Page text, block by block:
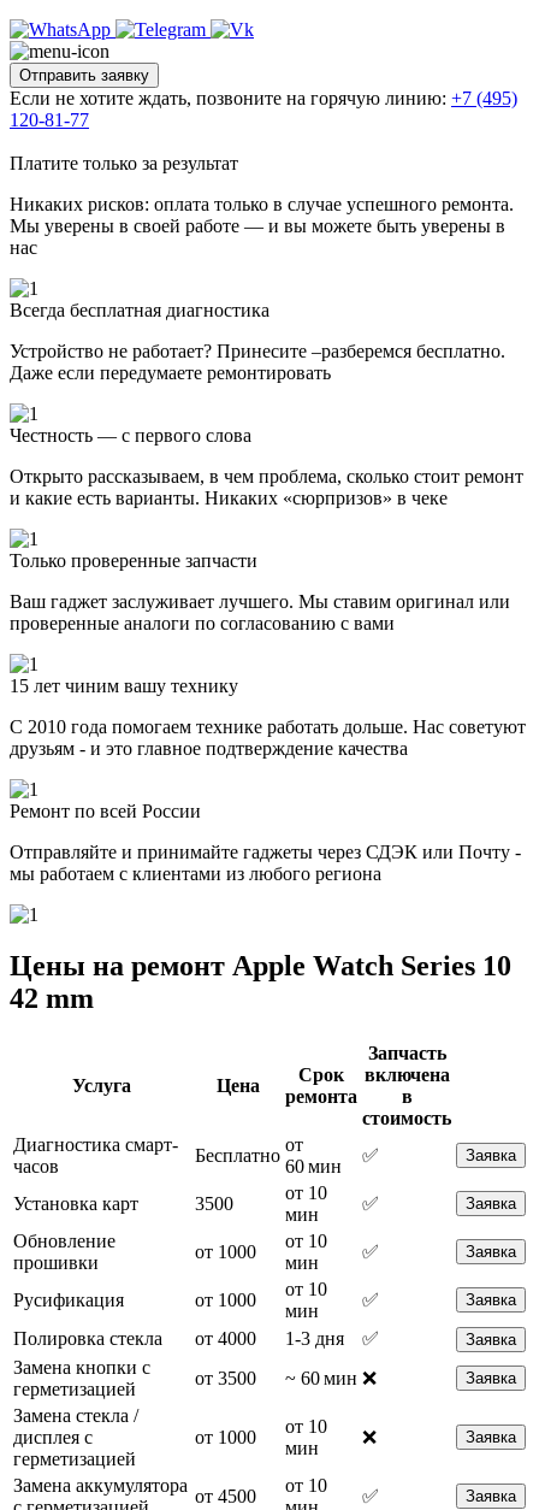
Отправить заявку
Если не хотите ждать, позвоните на горячую линию: +7 (495)
120-81-77
Платите только за результат
Никаких рисков: оплата только в случае успешного ремонта.
Мы уверены в своей работе — и вы можете быть уверены в
нас
Всегда бесплатная диагностика
Устройство не работает? Принесите –разберемся бесплатно.
Даже если передумаете ремонтировать
Честность — с первого слова
Открыто рассказываем, в чем проблема, сколько стоит ремонт
и какие есть варианты. Никаких «сюрпризов» в чеке
Только проверенные запчасти
Ваш гаджет заслуживает лучшего. Мы ставим оригинал или
проверенные аналоги по согласованию с вами
15 лет чиним вашу технику
С 2010 года помогаем технике работать дольше. Нас советуют
друзьям - и это главное подтверждение качества
Ремонт по всей России
Отправляйте и принимайте гаджеты через СДЭК или Почту -
мы работаем с клиентами из любого региона
Цены на ремонт Apple Watch Series 10
42 mm
Услуга Цена
Срок
ремонта
Запчасть
включена
в
стоимость
Диагностика смарт-
часов
Бесплатно
от
60 мин
✅ Заявка
Установка карт 3500
от 10
мин
✅ Заявка
Обновление
прошивки
от 1000
от 10
мин
✅ Заявка
Русификация от 1000
от 10
мин
✅ Заявка
Полировка стекла от 4000 1-3 дня ✅ Заявка
Замена кнопки с
герметизацией
от 3500 ~ 60 мин ❌ Заявка
Замена стекла /
дисплея с
герметизацией
от 1000
от 10
мин
❌ Заявка
Замена аккумулятора
от 4500
от 10
✅ Заявка